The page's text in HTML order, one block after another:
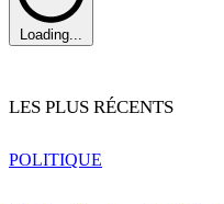
Loading...
LES PLUS RÉCENTS
POLITIQUE